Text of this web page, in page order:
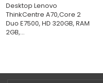
Desktop Lenovo
ThinkCentre A70,Core 2
Duo E7500, HD 320GB, RAM
2GB,...